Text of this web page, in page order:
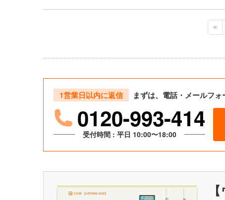
1営業日以内に返信 まずは、電話・メールフ
0120-993-414
受付時間 : 平日 10:00〜18:00